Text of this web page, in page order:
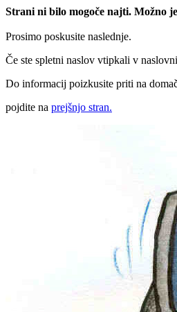
Strani ni bilo mogoče najti. Možno
Prosimo poskusite naslednje.
Če ste spletni naslov vtipkali v
Do informacij poizkusite priti na
pojdite na prejšnjo stran.